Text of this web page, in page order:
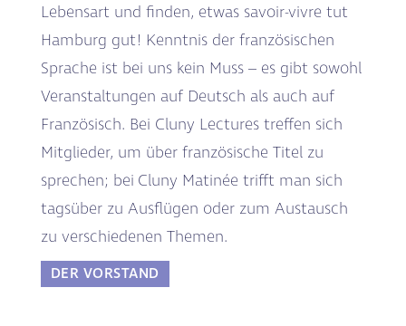
Lebensart und finden, etwas savoir-vivre tut
Hamburg gut! Kenntnis der französischen
Sprache ist bei uns kein Muss – es gibt sowohl
Veranstaltungen auf Deutsch als auch auf
Französisch. Bei Cluny Lectures treffen sich
Mitglieder, um über französische Titel zu
sprechen; bei Cluny Matinée trifft man sich
tagsüber zu Ausflügen oder zum Austausch
zu verschiedenen Themen.
DER VORSTAND